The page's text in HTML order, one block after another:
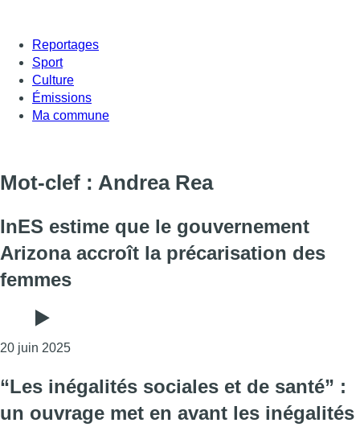
Reportages
Sport
Culture
Émissions
Ma commune
Mot-clef : Andrea Rea
InES estime que le gouvernement
Arizona accroît la précarisation des
femmes
20 juin 2025Consulter l'article "InES estime que le
“Les inégalités sociales et de santé” :
un ouvrage met en avant les inégalités